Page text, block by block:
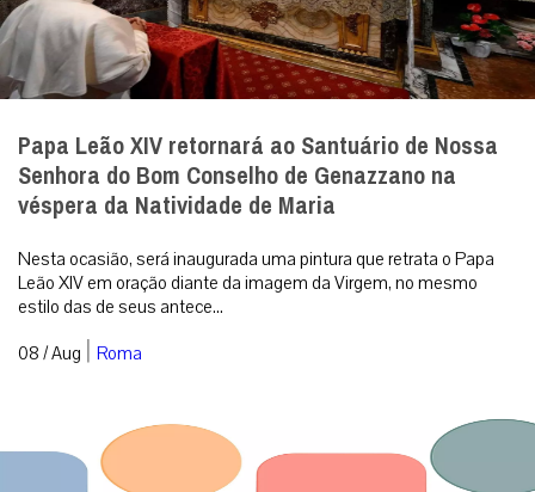
Papa Leão XIV retornará ao Santuário de Nossa
Senhora do Bom Conselho de Genazzano na
véspera da Natividade de Maria
Nesta ocasião, será inaugurada uma pintura que retrata o Papa
Leão XIV em oração diante da imagem da Virgem, no mesmo
estilo das de seus antece...
08 / Aug | Roma